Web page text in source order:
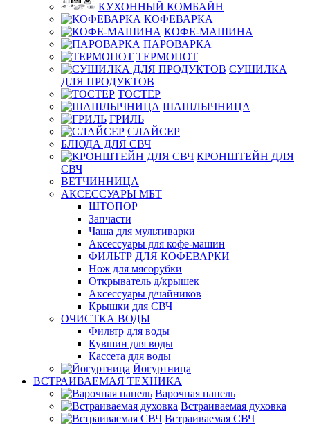
КУХОННЫЙ КОМБАЙН
КОФЕВАРКА
КОФЕ-МАШИНА
ПАРОВАРКА
ТЕРМОПОТ
СУШИЛКА
ДЛЯ ПРОДУКТОВ
ТОСТЕР
ШАШЛЫЧНИЦА
ГРИЛЬ
СЛАЙСЕР
БЛЮДА ДЛЯ СВЧ
КРОНШТЕЙН ДЛЯ
СВЧ
ВЕТЧИННИЦА
АКСЕССУАРЫ МБТ
ШТОПОР
Запчасти
Чаша для мультиварки
Аксессуары для кофе-машин
ФИЛЬТР ДЛЯ КОФЕВАРКИ
Нож для мясорубки
Открыватель д/крышек
Аксессуары д/чайников
Крышки для СВЧ
ОЧИСТКА ВОДЫ
Фильтр для воды
Кувшин для воды
Кассета для воды
Йогуртница
ВСТРАИВАЕМАЯ ТЕХНИКА
Варочная панель
Встраиваемая духовка
Встраиваемая СВЧ